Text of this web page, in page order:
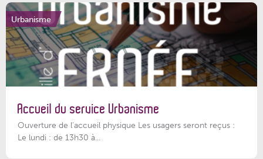
Urbanisme
Accueil du service Urbanisme
Ouverture de l'accueil physique Les usagers seront reçus :
Le lundi : de 13h30 à...